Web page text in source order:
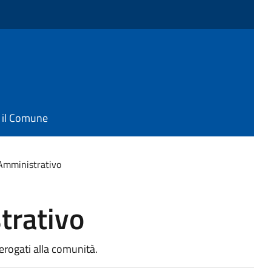
Comune
alla comunità.